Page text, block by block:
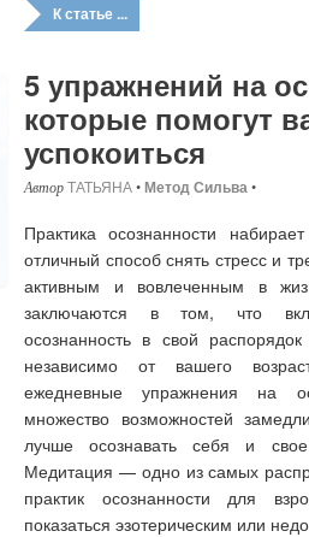
К статье ...
5 упражнений на
которые помогут
успокоиться
ТАТЬЯНА•Метод Сильва •
Практика осознанности
отличный способ снять стресс и
активным и вовлеченным в
заключаются в том, что
осознанность в свой
независимо от вашего
ежедневные упражнения на
множество возможностей
лучше осознавать себя и
Медитация — одно из самых
практик осознанности для
показаться эзотерическим или